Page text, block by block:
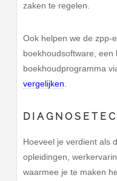
zaken te regelen.
Ook helpen we de zpp-
boekhoudsoftware, een
boekhoudprogramma
vergelijken
Hoeveel je verdient als
opleidingen,
waarmee je te maken